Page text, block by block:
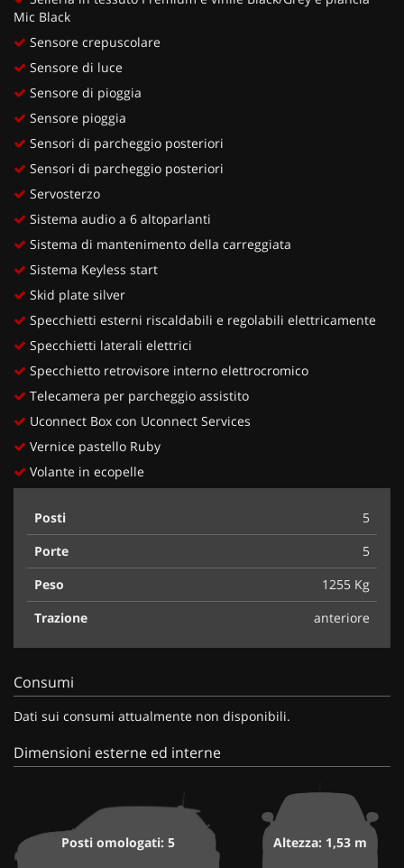
Mic Black
Sensore crepuscolare
Sensore di luce
Sensore di pioggia
Sensore pioggia
Sensori di parcheggio posteriori
Sensori di parcheggio posteriori
Servosterzo
Sistema audio a 6 altoparlanti
Sistema di mantenimento della carreggiata
Sistema Keyless start
Skid plate silver
Specchietti esterni riscaldabili e regolabili elettricamente
Specchietti laterali elettrici
Specchietto retrovisore interno elettrocromico
Telecamera per parcheggio assistito
Uconnect Box con Uconnect Services
Vernice pastello Ruby
Volante in ecopelle
Posti
5
Porte
5
Peso
1255 Kg
Trazione
anteriore
Consumi
Dati sui consumi attualmente non disponibili.
Dimensioni esterne ed interne
Posti omologati: 5 Altezza: 1,53 m